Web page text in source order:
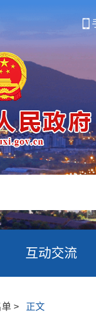
互动交流
> 正文